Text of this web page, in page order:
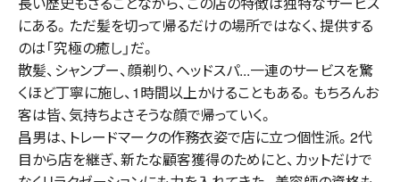
にある。ただ髪を切って帰るだけの場所ではなく、提供する
のは「究極の癒し」だ。
散髪、シャンプー、顔剃り、ヘッドスパ...一連のサービスを驚
くほど丁寧に施し、1時間以上かけることもある。もちろんお
客は皆、気持ちよさそうな顔で帰っていく。
昌男は、トレードマークの作務衣姿で店に立つ個性派。2代
目から店を継ぎ、新たな顧客獲得のためにと、カットだけで